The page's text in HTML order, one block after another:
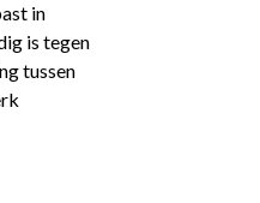
in
is tegen
tussen